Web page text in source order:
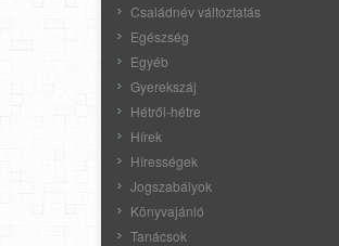
Családnév változtatás
Egészség
Egyéb
Gyerekszáj
Hétről-hétre
Hírek
Hírességek
Jogszabályok
Könyvajánló
Tanácsok